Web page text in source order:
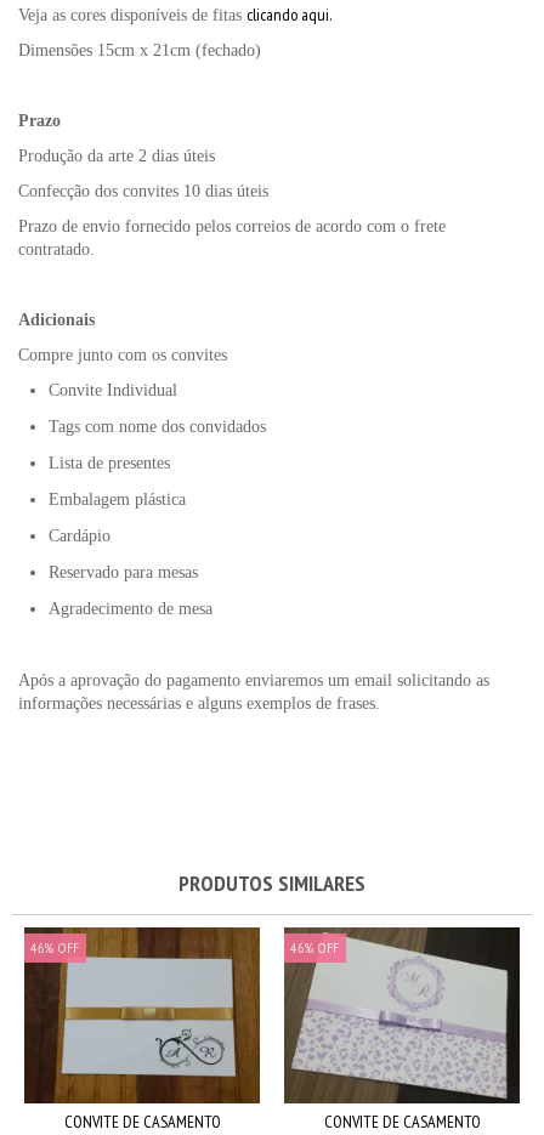
Veja as cores disponíveis de fitas clicando aqui.
Dimensões 15cm x 21cm (fechado)
Prazo
Produção da arte 2 dias úteis
Confecção dos convites 10 dias úteis
Prazo de envio fornecido pelos correios de acordo com o frete
contratado.
Adicionais
Compre junto com os convites
Convite Individual
Tags com nome dos convidados
Lista de presentes
Embalagem plástica
Cardápio
Reservado para mesas
Agradecimento de mesa
Após a aprovação do pagamento enviaremos um email solicitando as
informações necessárias e alguns exemplos de frases.
PRODUTOS SIMILARES
46% OFF
CONVITE DE CASAMENTO
46% OFF
CONVITE DE CASAMENTO